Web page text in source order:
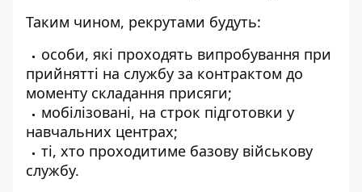
Таким чином, рекрутами будуть:
особи, які проходять випробування при
прийнятті на службу за контрактом до
моменту складання присяги;
мобілізовані, на строк підготовки у
навчальних центрах;
ті, хто проходитиме базову військову
службу.